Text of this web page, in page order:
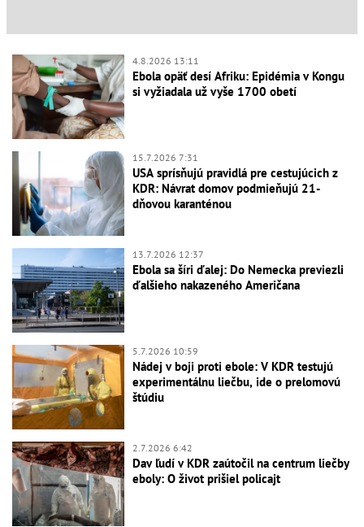
4.8.2026 13:11
Ebola opäť desí Afriku: Epidémia v Kongu
si vyžiadala už vyše 1700 obetí
15.7.2026 7:31
USA sprísňujú pravidlá pre cestujúcich z
KDR: Návrat domov podmieňujú 21-
dňovou karanténou
13.7.2026 12:37
Ebola sa šíri ďalej: Do Nemecka previezli
ďalšieho nakazeného Američana
5.7.2026 10:59
Nádej v boji proti ebole: V KDR testujú
experimentálnu liečbu, ide o prelomovú
štúdiu
2.7.2026 6:42
Dav ľudí v KDR zaútočil na centrum liečby
eboly: O život prišiel policajt